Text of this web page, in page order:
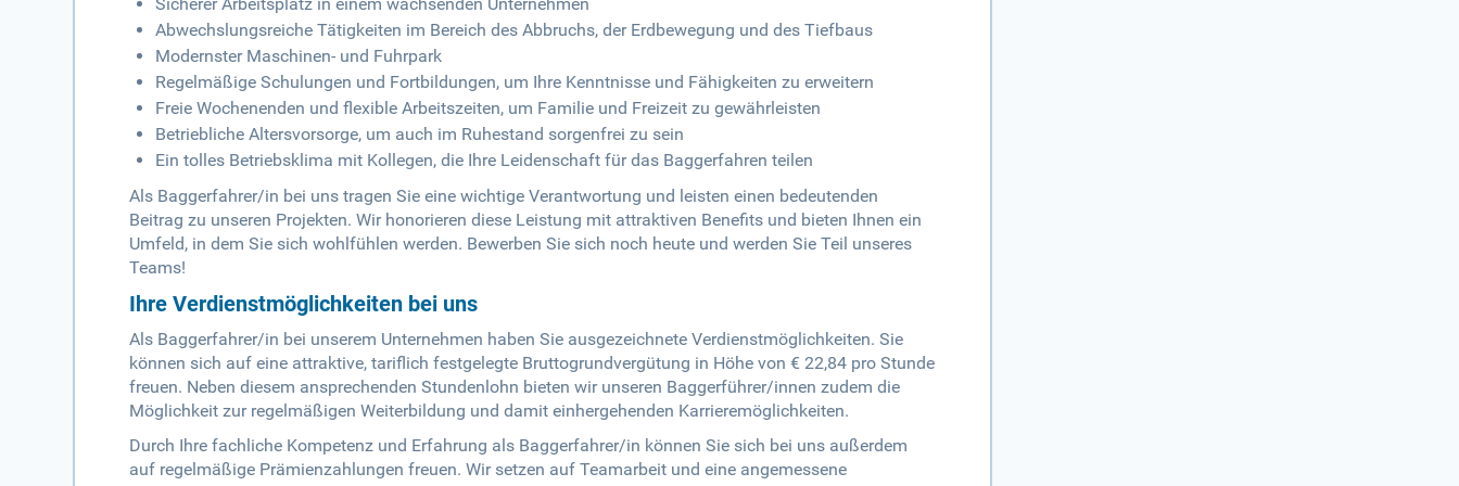
Abwechslungsreiche Tätigkeiten im Bereich des Abbruchs, der Erdbewegung und des Tiefbaus
Modernster Maschinen- und Fuhrpark
Regelmäßige Schulungen und Fortbildungen, um Ihre Kenntnisse und Fähigkeiten zu erweitern
Freie Wochenenden und flexible Arbeitszeiten, um Familie und Freizeit zu gewährleisten
Betriebliche Altersvorsorge, um auch im Ruhestand sorgenfrei zu sein
Ein tolles Betriebsklima mit Kollegen, die Ihre Leidenschaft für das Baggerfahren teilen
Als Baggerfahrer/in bei uns tragen Sie eine wichtige Verantwortung und leisten einen bedeutenden
Beitrag zu unseren Projekten. Wir honorieren diese Leistung mit attraktiven Benefits und bieten Ihnen ein
Umfeld, in dem Sie sich wohlfühlen werden. Bewerben Sie sich noch heute und werden Sie Teil unseres
Teams!
Ihre Verdienstmöglichkeiten bei uns
Als Baggerfahrer/in bei unserem Unternehmen haben Sie ausgezeichnete Verdienstmöglichkeiten. Sie
können sich auf eine attraktive, tariflich festgelegte Bruttogrundvergütung in Höhe von € 22,84 pro Stunde
freuen. Neben diesem ansprechenden Stundenlohn bieten wir unseren Baggerführer/innen zudem die
Möglichkeit zur regelmäßigen Weiterbildung und damit einhergehenden Karrieremöglichkeiten.
Durch Ihre fachliche Kompetenz und Erfahrung als Baggerfahrer/in können Sie sich bei uns außerdem
auf regelmäßige Prämienzahlungen freuen. Wir setzen auf Teamarbeit und eine angemessene